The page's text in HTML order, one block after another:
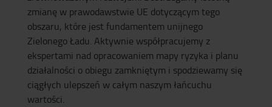
zmianę w prawodawstwie UE dotyczącym tego
obszaru, które jest fundamentem unijnego
Zielonego Ładu. Aktywnie współpracujemy z
ekspertami nad opracowaniem mapy ryzyka i planu
działalności o obiegu zamkniętym i spodziewamy się
ciągłych ulepszeń w całym naszym łańcuchu
wartości.